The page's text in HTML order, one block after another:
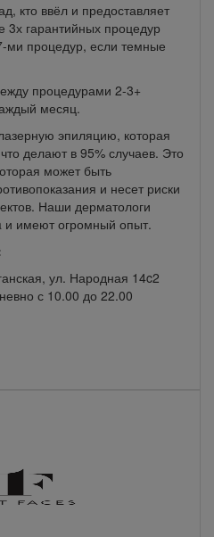
кто ввёл и предоставляет
3х гарантийных процедур
ми процедур, если темные
процедурами 2-3+
месяц.
эпиляцию, которая
делают в 95% случаев. Это
может быть
и несет риски
Наши дерматологи
имеют огромный опыт.
ул. Народная 14c2
с 10.00 до 22.00